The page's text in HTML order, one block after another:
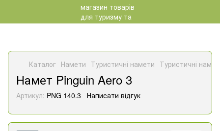
Каталог Намети Туристичні намети Туристичні
Намет Pinguin Aero 3
Артикул: PNG 140.3 Написати відгук